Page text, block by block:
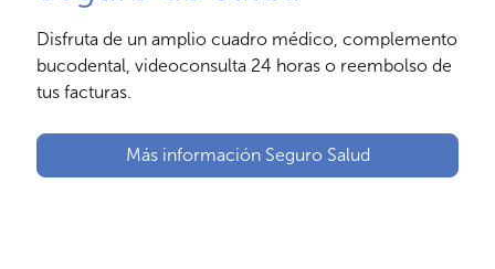
Disfruta de un amplio cuadro médico, complemento
bucodental, videoconsulta 24 horas o reembolso de
tus facturas.
Más información Seguro Salud